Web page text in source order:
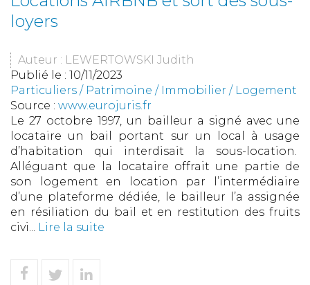
loyers
Auteur : LEWERTOWSKI Judith
Publié le : 10/11/2023
Particuliers / Patrimoine / Immobilier / Logement
Source : www.eurojuris.fr
Le 27 octobre 1997, un bailleur a signé avec une
locataire un bail portant sur un local à usage
d’habitation qui interdisait la sous-location.
Alléguant que la locataire offrait une partie de
son logement en location par l’intermédiaire
d’une plateforme dédiée, le bailleur l’a assignée
en résiliation du bail et en restitution des fruits
civi... Lire la suite